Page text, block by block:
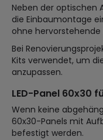
Neben der optischen
die Einbaumontage
ohne hervorstehende
Bei
Kits verwendet, um
anzupassen.
LED-Panel 60x30
Wenn keine
60x30-Panels mit
befestigt werden.